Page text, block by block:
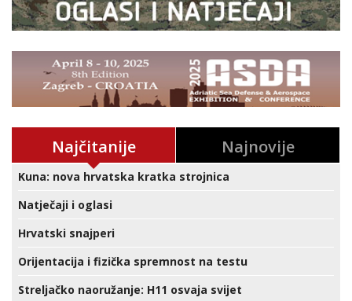
Najčitanije Najnovije
Kuna: nova hrvatska kratka strojnica
Natječaji i oglasi
Hrvatski snajperi
Orijentacija i fizička spremnost na testu
Streljačko naoružanje: H11 osvaja svijet